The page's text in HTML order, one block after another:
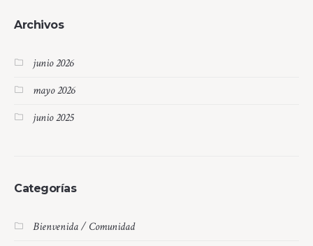
Archivos
junio 2026
mayo 2026
junio 2025
Categorías
Bienvenida / Comunidad